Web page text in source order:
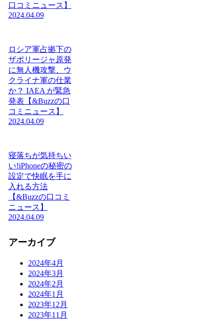
口コミニュース】
2024.04.09
ロシア軍占拠下の
ザポリージャ原発
に無人機攻撃、ウ
クライナ軍の仕業
か？ IAEA が緊急
発表【&Buzzの口
コミニュース】
2024.04.09
寝落ちが気持ちい
い!iPhoneの秘密の
設定で快眠を手に
入れる方法
【&Buzzの口コミ
ニュース】
2024.04.09
アーカイブ
2024年4月
2024年3月
2024年2月
2024年1月
2023年12月
2023年11月